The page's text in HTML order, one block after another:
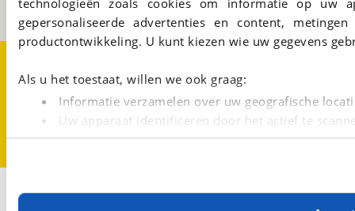
technologieën zoals cookies om informatie op
gepersonaliseerde advertenties en content,
productontwikkeling. U kunt kiezen wie uw gegevens
Als u het toestaat, willen we ook graag:
Informatie verzamelen over uw geografische
Uw apparaat identificeren door het actief te
Lees meer over hoe uw persoonlijke gegevens worden
Met cookies en vergelijkbare technieken zorgen we
BOVAG
CookievoorkeurenVacatures